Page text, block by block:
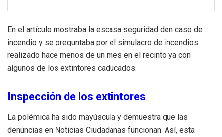
En el artículo mostraba la escasa seguridad den caso de
incendio y se preguntaba por el simulacro de incendios
realizado hace menos de un mes en el recinto ya con
algunos de los extintores caducados.
Inspección de los extintores
La polémica ha sido mayúscula y demuestra que las
denuncias en Noticias Ciudadanas funcionan. Así, esta